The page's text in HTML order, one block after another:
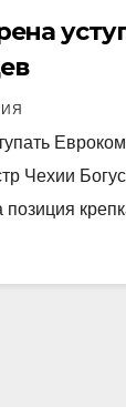
Чехии